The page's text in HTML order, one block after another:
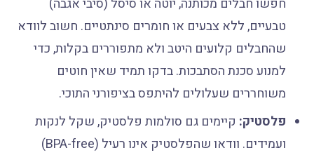
חפשו חבלים מכותנה, יוטה או סיסל (סיבי אגבה)
טבעיים, ללא צבעים או חומרים סינתטיים. חשוב לוודא
שהחבלים קלועים היטב ולא מתפוררים בקלות, כדי
למנוע סכנת הסתבכות. בדקו תמיד שאין חוטים
משוחררים שעלולים להיתפס בציפורני התוכי.
פלסטיק:קיימים גם סולמות פלסטיק, שקל לנקות
ועמידים. וודאו שהפלסטיק אינו רעיל (BPA-free)